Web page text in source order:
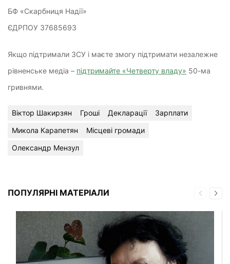
БФ «Скарбниця Надії»
ЄДРПОУ 37685693
Якщо підтримали ЗСУ і маєте змогу підтримати незалежне
рівненське медіа – підтримайте «Четверту владу» 50-ма
гривнями.
Віктор Шакирзян Гроші Декларації
Зарплати
Микола Карапетян
Місцеві громади
Олександр Мензул
ПОПУЛЯРНІ МАТЕРІАЛИ